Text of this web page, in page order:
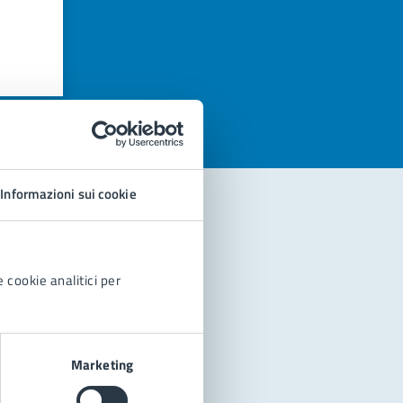
Informazioni sui cookie
cookie analitici per
Marketing